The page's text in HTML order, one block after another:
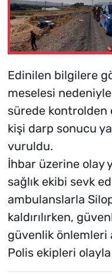
Edinilen bilgilere
meselesi
sürede kontrolden
kişi darp sonucu
vuruldu.
İhbar üzerine olay
sağlık ekibi sevk
ambulanslarla
kaldırılırken,
güvenlik önlemleri
Polis ekipleri